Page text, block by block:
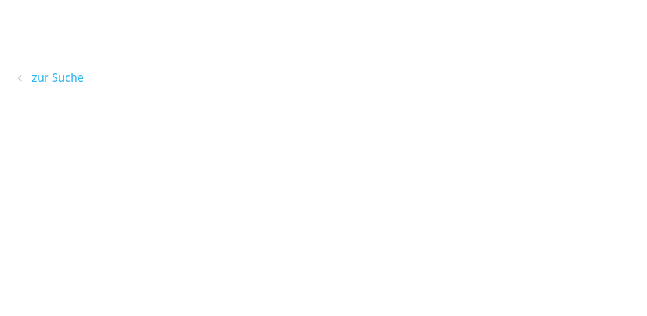
zur Suche